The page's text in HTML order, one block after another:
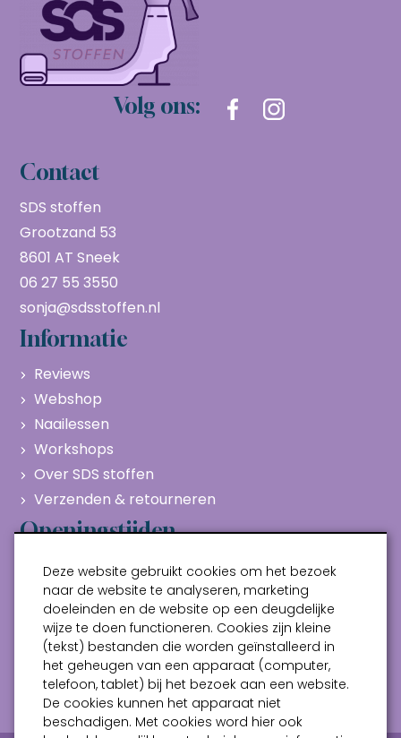
Volg ons:
Contact
SDS stoffen
Grootzand 53
8601 AT Sneek
06 27 55 3550
sonja@sdsstoffen.nl
Informatie
Reviews
Webshop
Naailessen
Workshops
Over SDS stoffen
Verzenden & retourneren
Openingstijden
Maandag
Gesloten
Dinsdag
10:00 - 17:00
Woensdag
10:00 - 17:00
Donderdag
10:00 - 17:00
Vrijdag
10:00 - 17:00
Zaterdag
10:00 - 17:00
Deze website gebruikt cookies om het bezoek
naar de website te analyseren, marketing
doeleinden en de website op een deugdelijke
wijze te doen functioneren. Cookies zijn kleine
(tekst) bestanden die worden geïnstalleerd in
het geheugen van een apparaat (computer,
telefoon, tablet) bij het bezoek aan een website.
De cookies kunnen het apparaat niet
beschadigen. Met cookies word hier ook